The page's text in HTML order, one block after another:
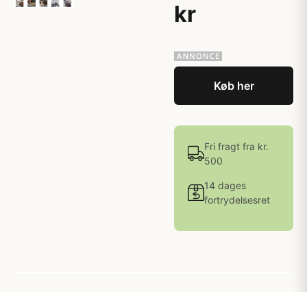
kr
Køb her
Fri fragt fra kr.
500
14 dages
fortrydelsesret